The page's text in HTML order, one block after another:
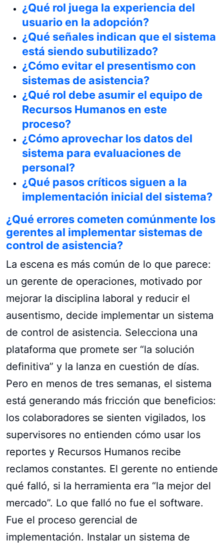
¿Qué rol juega la experiencia del
usuario en la adopción?
¿Qué señales indican que el sistema
está siendo subutilizado?
¿Cómo evitar el presentismo con
sistemas de asistencia?
¿Qué rol debe asumir el equipo de
Recursos Humanos en este
proceso?
¿Cómo aprovechar los datos del
sistema para evaluaciones de
personal?
¿Qué pasos críticos siguen a la
implementación inicial del sistema?
¿Qué errores cometen comúnmente los
gerentes al implementar sistemas de
control de asistencia?
La escena es más común de lo que parece:
un gerente de operaciones, motivado por
mejorar la disciplina laboral y reducir el
ausentismo, decide implementar un sistema
de control de asistencia. Selecciona una
plataforma que promete ser “la solución
definitiva” y la lanza en cuestión de días.
Pero en menos de tres semanas, el sistema
está generando más fricción que beneficios:
los colaboradores se sienten vigilados, los
supervisores no entienden cómo usar los
reportes y Recursos Humanos recibe
reclamos constantes. El gerente no entiende
qué falló, si la herramienta era “la mejor del
mercado”. Lo que falló no fue el software.
Fue el proceso gerencial de
implementación. Instalar un sistema de